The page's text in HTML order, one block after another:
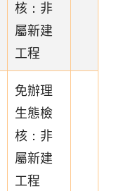
核：非
屬新建
工程
免辦理
生態檢
核：非
屬新建
工程